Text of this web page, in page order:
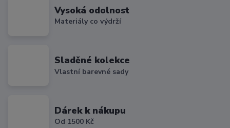
Vysoká odolnost
Materiály co výdrží
Sladěné kolekce
Vlastní barevné sady
Dárek k nákupu
Od 1500 Kč